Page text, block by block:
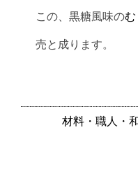
この、黒糖風味のむ
売と成ります。
材料・職人・